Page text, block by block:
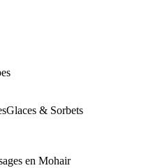
Glaces & Sorbets
en Mohair